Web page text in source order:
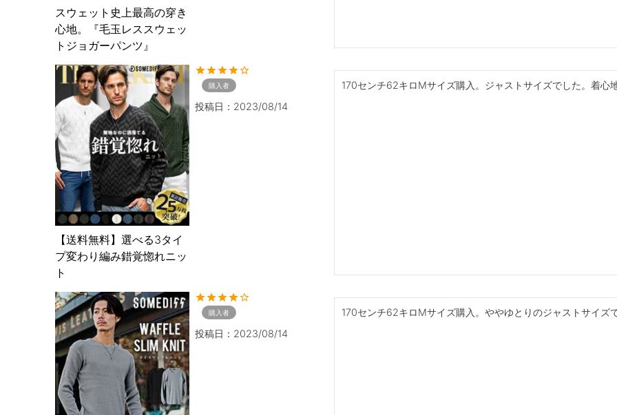
スウェット史上最高の穿き
心地。『毛玉レススウェッ
トジョガーパンツ』
【送料無料】選べる3タイ
プ変わり編み錯覚惚れニッ
ト
購入者
投稿日 2023/08/14
170センチ62キロMサイズ購入。ジャストサイズでした。着心
購入者
投稿日 2023/08/14
170センチ62キロMサイズ購入。ややゆとりのジャストサイズ